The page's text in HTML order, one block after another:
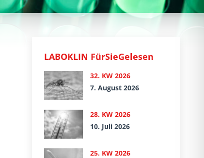
LABOKLIN FürSieGelesen
32. KW 2026
7. August 2026
28. KW 2026
10. Juli 2026
25. KW 2026